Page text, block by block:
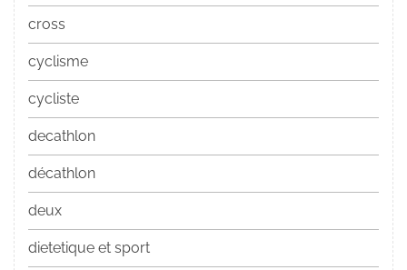
cross
cyclisme
cycliste
decathlon
décathlon
deux
dietetique et sport